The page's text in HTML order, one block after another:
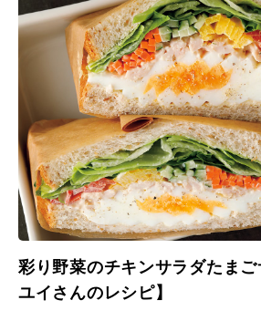
彩り野菜のチキンサラダたま
ユイさんのレシピ】